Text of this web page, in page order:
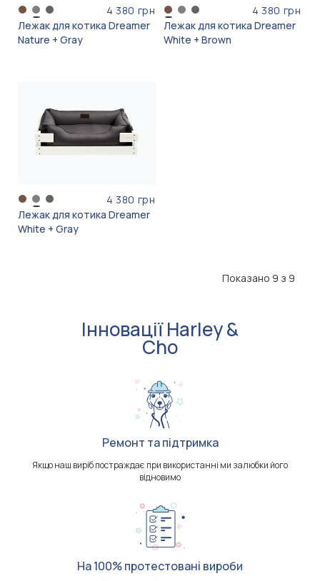
4 380 грн
Лежак для котика Dreamer
Nature + Gray
4 380 грн
Лежак для котика Dreamer
White + Brown
4 380 грн
Лежак для котика Dreamer
White + Gray
Показано 9 з 9
Інновації Harley &
Cho
Ремонт та підтримка
Якщо наш виріб постраждає при використанні ми залюбки його
відновимо
На 100% протестовані вироби